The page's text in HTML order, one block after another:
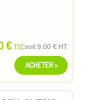
€ TTCsoit9,00 € HT
ACHETER >